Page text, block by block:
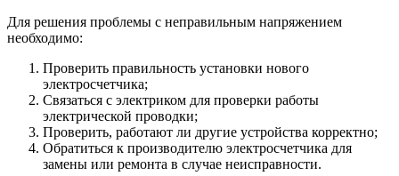
Для решения проблемы с неправильным напряжением
необходимо:
Проверить правильность установки нового
электросчетчика;
Связаться с электриком для проверки работы
электрической проводки;
Проверить, работают ли другие устройства корректно;
Обратиться к производителю электросчетчика для
замены или ремонта в случае неисправности.